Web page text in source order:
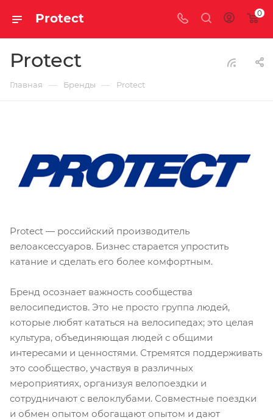
Protect 0
Protect
Главная — Бренды — Protect
Protect — российский производитель
велоаксессуаров. Бизнес старается упростить
катание и сделать его более комфортным.
Бренд осознает важность сообщества
велосипедистов. Это не просто группа людей,
которые любят кататься на велосипедах; это целая
культура, объединяющая людей с общими
интересами и ценностями. Стремятся поддерживать
это сообщество, участвуя в различных
мероприятиях, организуя велопоездки и
сотрудничают с велоклубами. Совместные поездки
и обмен опытом обогащают опытом и дают